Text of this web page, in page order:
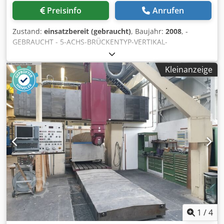
Afjyglx Reueck - Spindelbohrung: 53 mm - Spindellager
(Innendurchmesser): 85 mm - Verfahrweg Z3: 510 mm -
Massenträgheit für Spannmittel und Werkstück: 0,08 kgm²
- Gegenspindel-Spannsystem: Hohlspannzylinder mit
Zugrohr und integriertem pneumatischem Teileauswerfer
- Max. Futtergröße: 160 mm Gegenspindel-Antrieb: - AC-
Hohlspindelmotor, Leistung (100%/40%ED): 11 / 15 kW -
Drehzahlbereich (stufenlos regelbar): 0 - 7000 U/min - Max.
Drehmoment an der Spindel: 100 Nm C-Achsen (Spindeln
1 und 2): - Auflösung der Rundachse: 0,001 ° -
Eilgangsgeschwindigkeit: 1000 / 100 U/min -
Spindelindexierung (Scheibenbremse): 0,01 °
Vorschubantriebe: - Eilganggeschwindigkeit X / Z: 30 / 45
m/min - Vorschubkraft X: 4000 N - Vorschubkraft Z / Z2 /
Z3: 5000 / 5000 / 6000 N - Positionsstreubreite Ps nach VDI
3441 in X / Y / Z: 3 / 3 / 3 µm Werkzeugwender 1 und 2
(oberes und unteres System): - Radial-Werkzeugrevolver:
mit Richtungslogik und angetriebenen Werkzeugen -
Anzahl der Werkzeugstationen pro Werkzeugwender: 12 -
Werkzeugaufnahmen nach DIN 69880: VDI 25 -
Preisinfo Anrufen
Zustand: einsatzbereit (gebraucht), Baujahr: 2008, -
GEBRAUCHT - 5-ACHS-BRÜCKENTYP-VERTIKAL-
BEARBEITUNGSZENTRUM X-ACHSENWEG: 1750 mm Y-
ACHSENWEG: 1400 mm Z-ACHSENWEG: 600 mm EILGÄNGE
X-Y-Z: 35 m/min SPINDEL: 18000 U/min; 18,5-25 kW; HSK
A63 TISCHGRÖSSE: 1000 x 1200 mm MAX. ZULÄSSIGE
BELASTUNG: 5000 kg WERKZEUGMAGAZIN: KETTENTYP; 30
POSITIONEN KOPF: A/B-ACHSEN AUTOMATISCH
STEUERUNG: HEIDENHAIN iTNC 530 Dcsdpfxjwl R Dde
Afusk GEWICHT: 18000 kg GESAMTABMESSUNGEN: 6000 x
4000 x 3850 mm ZUBEHÖR: SPÄNEFÖRDERER; LASER-
WERKZEUGEINSTELLGERÄT; PORTABLE HANDRAD
Kleinanzeige
1 /4